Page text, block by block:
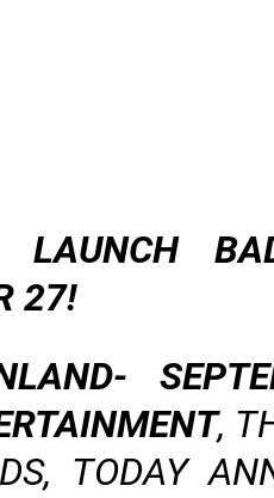
LAUNCH
27!
,
TODAY